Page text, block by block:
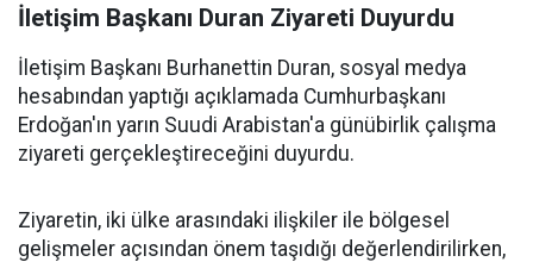
İletişim Başkanı Duran Ziyareti Duyurdu
İletişim Başkanı Burhanettin Duran, sosyal medya
hesabından yaptığı açıklamada Cumhurbaşkanı
Erdoğan'ın yarın Suudi Arabistan'a günübirlik çalışma
ziyareti gerçekleştireceğini duyurdu.
Ziyaretin, iki ülke arasındaki ilişkiler ile bölgesel
gelişmeler açısından önem taşıdığı değerlendirilirken,